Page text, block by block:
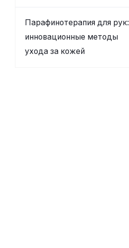
Парафинотерапия для рук:
инновационные методы
ухода за кожей